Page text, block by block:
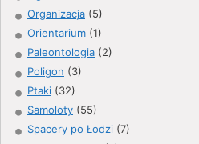
Organizacja (5)
Orientarium (1)
Paleontologia (2)
Poligon (3)
Ptaki (32)
Samoloty (55)
Spacery po Łodzi (7)